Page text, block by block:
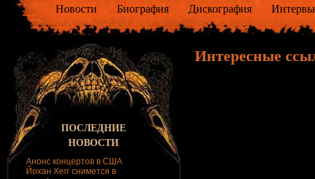
Новости Биография Дискография
ПОСЛЕДНИЕ
НОВОСТИ
Анонс концертов в США
Йохан Хегг снимется в
Интересные